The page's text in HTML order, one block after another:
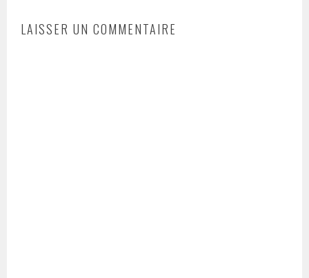
LAISSER UN COMMENTAIRE